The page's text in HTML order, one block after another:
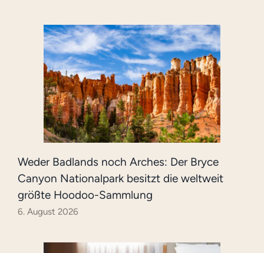
Weder Badlands noch Arches: Der Bryce
Canyon Nationalpark besitzt die weltweit
größte Hoodoo-Sammlung
6. August 2026